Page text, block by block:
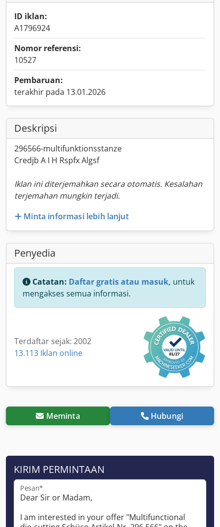
ID iklan:
A1796924
Nomor referensi:
10527
Pembaruan:
terakhir pada 13.01.2026
Deskripsi
296566-multifunktionsstanze
Credjb A I H Rspfx Algsf
Iklan ini diterjemahkan secara otomatis. Kesalahan
terjemahan mungkin terjadi.
Minta informasi lebih lanjut
Penyedia
Catatan: Daftar gratis atau masuk, untuk
mengakses semua informasi.
Terdaftar sejak: 2002
13.113 Iklan online
Meminta Hubungi
KIRIM PERMINTAAN
Pesan*